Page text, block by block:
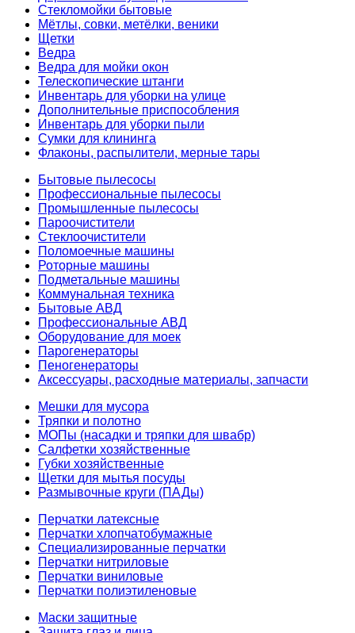
Стекломойки бытовые
Мётлы, совки, метёлки, веники
Щетки
Ведра
Ведра для мойки окон
Телескопические штанги
Инвентарь для уборки на улице
Дополнительные приспособления
Инвентарь для уборки пыли
Сумки для клининга
Флаконы, распылители, мерные тары
Бытовые пылесосы
Профессиональные пылесосы
Промышленные пылесосы
Пароочистители
Стеклоочистители
Поломоечные машины
Роторные машины
Подметальные машины
Коммунальная техника
Бытовые АВД
Профессиональные АВД
Оборудование для моек
Парогенераторы
Пеногенераторы
Аксессуары, расходные материалы, запчасти
Мешки для мусора
Тряпки и полотно
МОПы (насадки и тряпки для швабр)
Салфетки хозяйственные
Губки хозяйственные
Щетки для мытья посуды
Размывочные круги (ПАДы)
Перчатки латексные
Перчатки хлопчатобумажные
Специализированные перчатки
Перчатки нитриловые
Перчатки виниловые
Перчатки полиэтиленовые
Маски защитные